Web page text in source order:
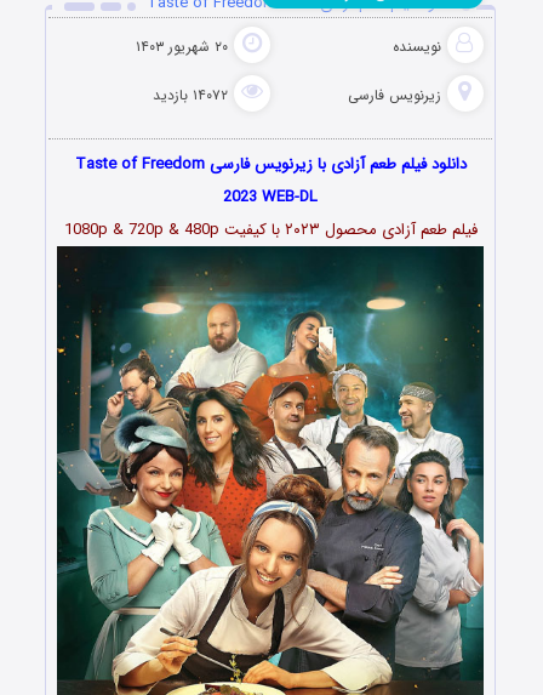
نویسنده ۲۰ شهریور ۱۴۰۳
زیرنویس فارسی ۱۴۰۷۲ بازدید
دانلود فیلم طعم آزادی با زیرنویس فارسی Taste of Freedom
2023 WEB-DL
فیلم طعم آزادی محصول ۲۰۲۳ با کیفیت 1080p & 720p & 480p